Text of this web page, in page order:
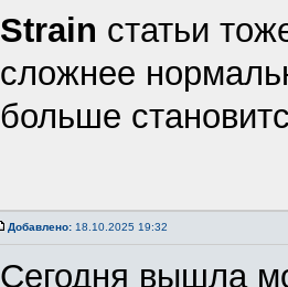
Strain статьи
сложнее
больше
Добавлено: 18.10.2025 19:32
Сегодня вышла